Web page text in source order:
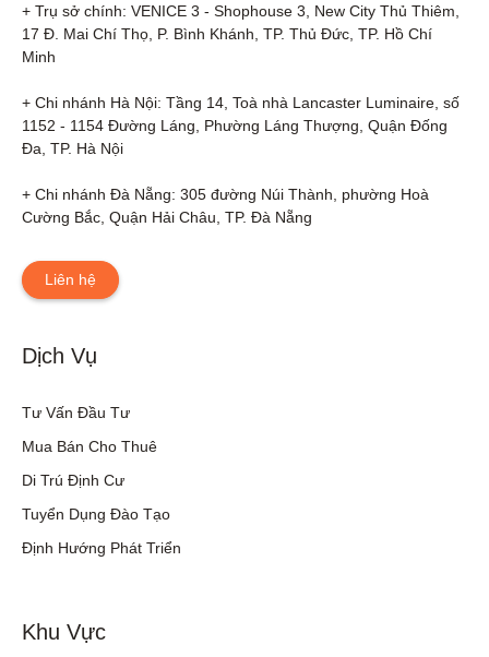
+ Trụ sở chính: VENICE 3 - Shophouse 3, New City Thủ Thiêm,
17 Đ. Mai Chí Thọ, P. Bình Khánh, TP. Thủ Đức, TP. Hồ Chí
Minh
+ Chi nhánh Hà Nội: Tầng 14, Toà nhà Lancaster Luminaire, số
1152 - 1154 Đường Láng, Phường Láng Thượng, Quận Đống
Đa, TP. Hà Nội
+ Chi nhánh Đà Nẵng: 305 đường Núi Thành, phường Hoà
Cường Bắc, Quận Hải Châu, TP. Đà Nẵng
Liên hệ
Dịch Vụ
Tư Vấn Đầu Tư
Mua Bán Cho Thuê
Di Trú Định Cư
Tuyển Dụng Đào Tạo
Định Hướng Phát Triển
Khu Vực